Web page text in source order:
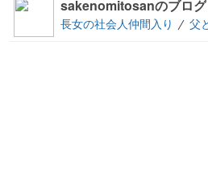
sakenomitosanのブログ
長女の社会人仲間入り 父